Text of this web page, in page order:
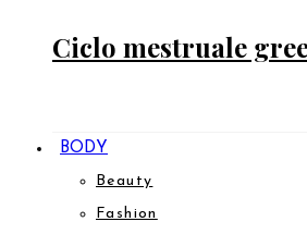
Ciclo mestruale
BODY
Beauty
Fashion